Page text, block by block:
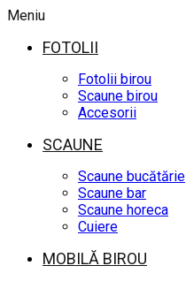
Meniu
FOTOLII
Fotolii birou
Scaune birou
Accesorii
SCAUNE
Scaune bucătărie
Scaune bar
Scaune horeca
Cuiere
MOBILĂ BIROU